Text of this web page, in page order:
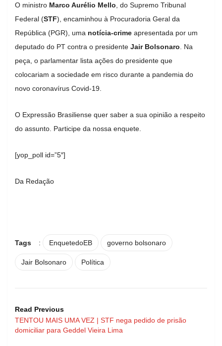
O ministro Marco Aurélio Mello , do Supremo Tribunal
Federal (STF), encaminhou à Procuradoria Geral da
República (PGR), uma notícia-crime apresentada por um
deputado do PT contra o presidente Jair Bolsonaro . Na
peça, o parlamentar lista ações do presidente que
colocariam a sociedade em risco durante a pandemia do
novo coronavírus Covid-19.
O Expressão Brasiliense quer saber a sua opinião a respeito
do assunto. Participe da nossa enquete.
[yop_poll id=”5″]
Da Redação
Tags : EnquetedoEB governo bolsonaro
Jair Bolsonaro Política
Read Previous
TENTOU MAIS UMA VEZ | STF nega pedido de prisão
domiciliar para Geddel Vieira Lima